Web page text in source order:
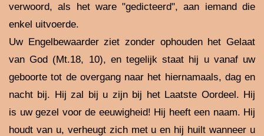
verwoord, als het ware "gedicteerd", aan iemand die
enkel uitvoerde.
Uw Engelbewaarder ziet zonder ophouden het Gelaat
van God (Mt.18, 10), en tegelijk staat hij u vanaf uw
geboorte tot de overgang naar het hiernamaals, dag en
nacht bij. Hij zal bij u zijn bij het Laatste Oordeel. Hij
is uw gezel voor de eeuwigheid! Hij heeft een naam. Hij
houdt van u, verheugt zich met u en hij huilt wanneer u